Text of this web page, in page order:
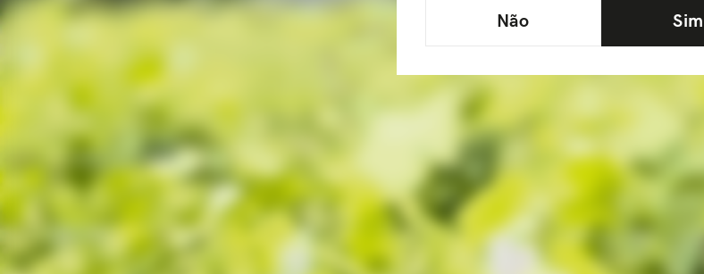
Sim
Não
Inscreva-se na
Inscreva-se e fique por dentro das novidades